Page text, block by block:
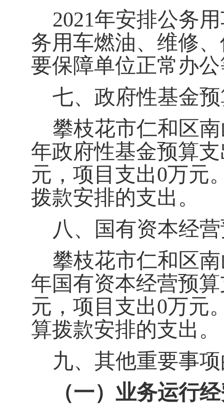
2021年安排公务
务用车燃油、维修
要保障单位正常办
七、政府性基金
攀枝花市仁和区
年政府性基金预算
元，项目支出0万元
拨款安排的支出。
八、国有资本经
攀枝花市仁和区
年国有资本经营预
元，项目支出0万元
算拨款安排的支出。
九、其他重要事
（一）业务运行